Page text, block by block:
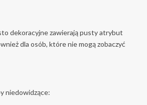
dekoracyjne zawierają pusty atrybut
dla osób, które nie mogą zobaczyć
niedowidzące: